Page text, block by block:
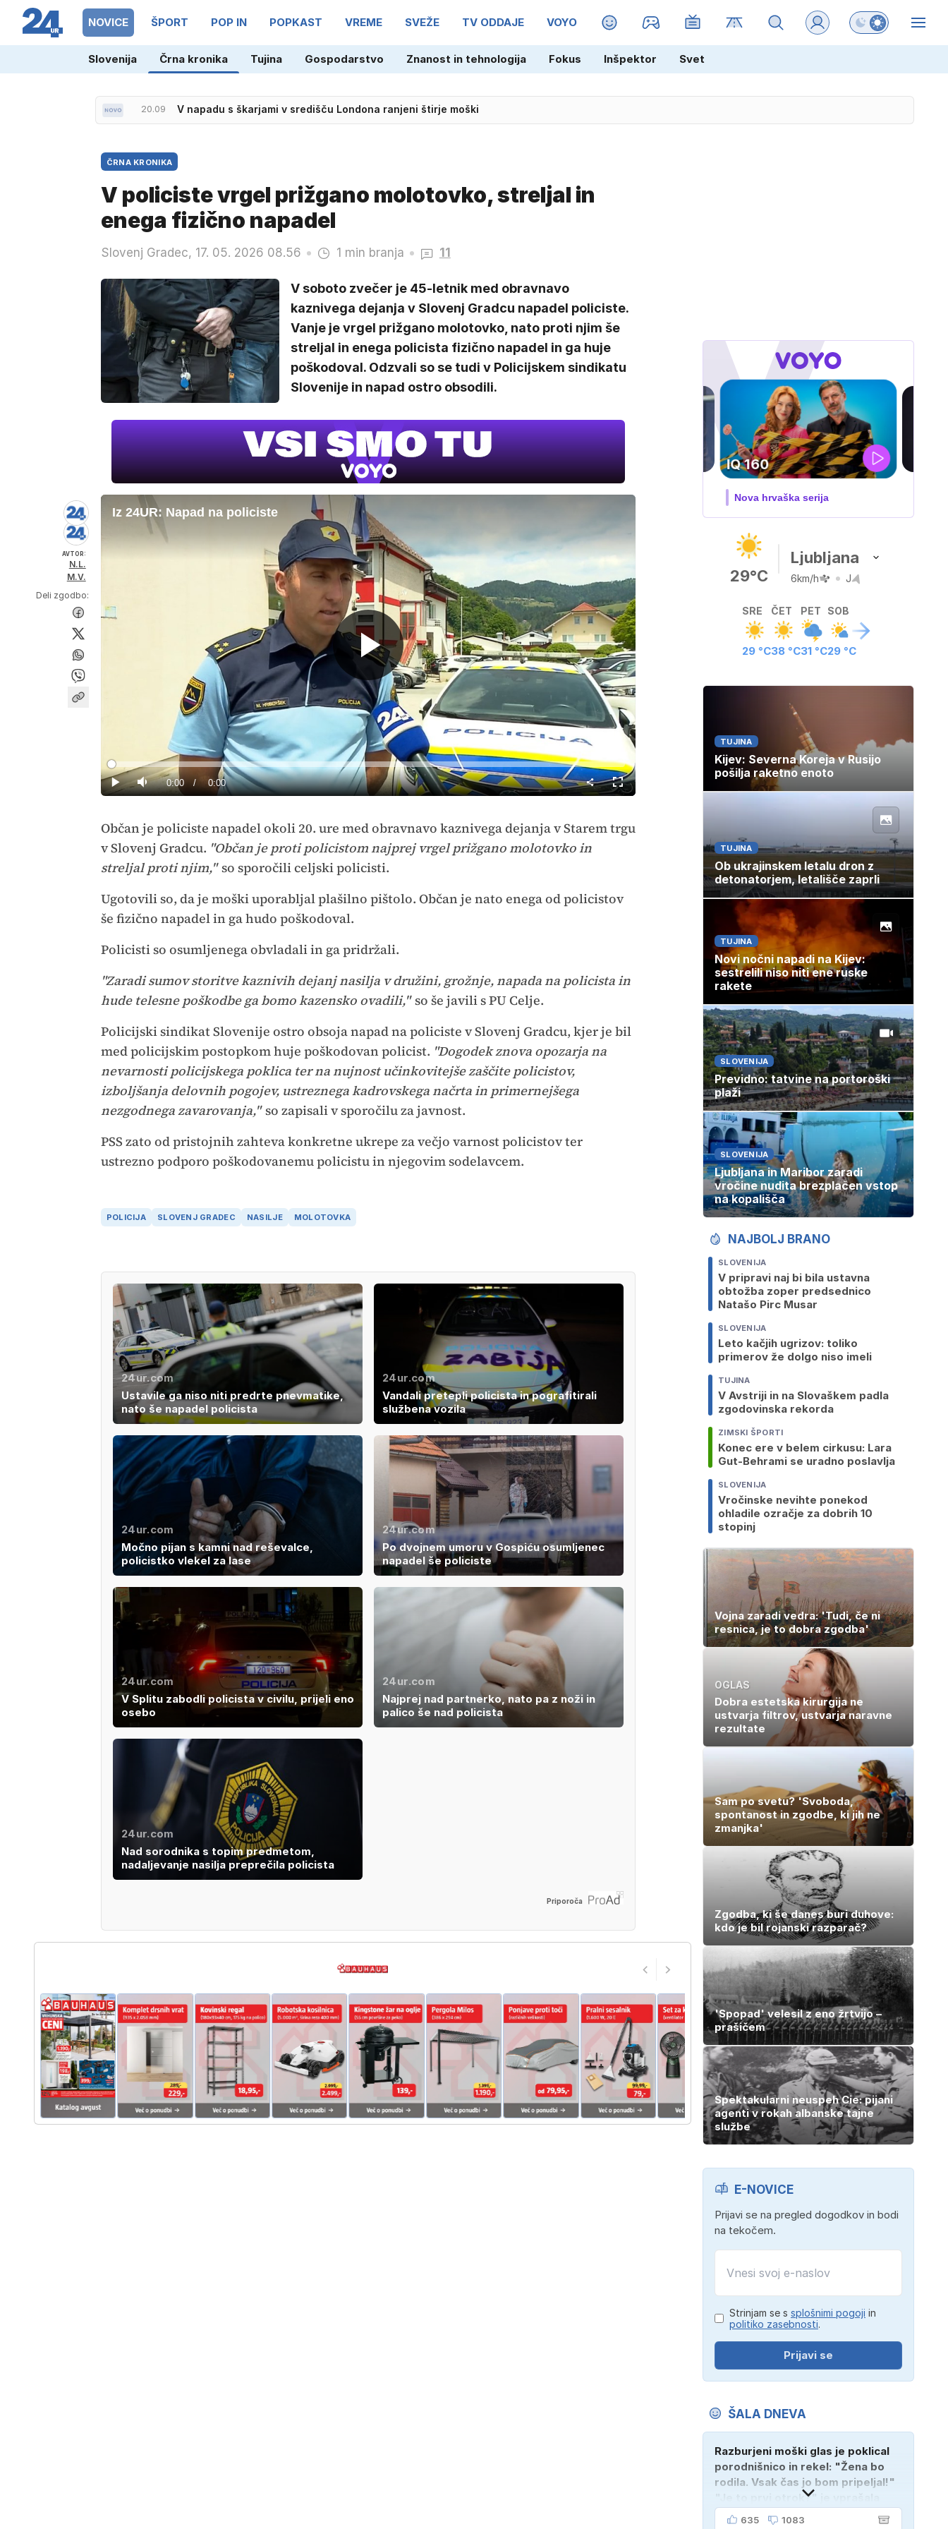
NOVICE ŠPORT POP IN POPKAST VREME SVEŽE TV ODDAJE VOYO MAGAZIN Preklopi barvni
Slovenija Črna kronika Tujina Gospodarstvo Znanost in tehnologija Fokus Inšpektor Svet
20.09 V napadu s škarjami v središču Londona ranjeni štirje moški
ČRNA KRONIKA
V policiste vrgel prižgano molotovko, streljal in
enega fizično napadel
Slovenj Gradec, 17. 05. 2026 08.56 1 min branja 11
V soboto zvečer je 45-letnik med obravnavo
kaznivega dejanja v Slovenj Gradcu napadel policiste.
Vanje je vrgel prižgano molotovko, nato proti njim še
streljal in enega policista fizično napadel in ga huje
poškodoval. Odzvali so se tudi v Policijskem sindikatu
Slovenije in napad ostro obsodili.
AVTOR:
N.L.
M.V.
Deli zgodbo:
Iz 24UR: Napad na policiste
Predvajaj
Predvajaj
Tiho Current
0:00 / Duration
0:00
Loaded:
0%
Celozaslonski
način
Občan je policiste napadel okoli 20. ure med obravnavo kaznivega dejanja v Starem trgu
v Slovenj Gradcu. "Občan je proti policistom najprej vrgel prižgano molotovko in
streljal proti njim,"so sporočili celjski policisti.
Ugotovili so, da je moški uporabljal plašilno pištolo. Občan je nato enega od policistov
še fizično napadel in ga hudo poškodoval.
Policisti so osumljenega obvladali in ga pridržali.
"Zaradi sumov storitve kaznivih dejanj nasilja v družini, grožnje, napada na policista in
hude telesne poškodbe ga bomo kazensko ovadili,"so še javili s PU Celje.
Policijski sindikat Slovenije ostro obsoja napad na policiste v Slovenj Gradcu, kjer je bil
med policijskim postopkom huje poškodovan policist. "Dogodek znova opozarja na
nevarnosti policijskega poklica ter na nujnost učinkovitejše zaščite policistov,
izboljšanja delovnih pogojev, ustreznega kadrovskega načrta in primernejšega
nezgodnega zavarovanja,"so zapisali v sporočilu za javnost.
PSS zato od pristojnih zahteva konkretne ukrepe za večjo varnost policistov ter
ustrezno podporo poškodovanemu policistu in njegovim sodelavcem.
POLICIJA SLOVENJ GRADEC NASILJE MOLOTOVKA
24ur.com
Ustavile ga niso niti predrte pnevmatike,
nato še napadel policista
24ur.com
Vandali pretepli policista in pografitirali
službena vozila
24ur.com
Močno pijan s kamni nad reševalce,
policistko vlekel za lase
24ur.com
Po dvojnem umoru v Gospiću osumljenec
napadel še policiste
24ur.com
V Splitu zabodli policista v civilu, prijeli eno
osebo
24ur.com
Najprej nad partnerko, nato pa z noži in
palico še nad policista
24ur.com
Nad sorodnika s topim predmetom,
nadaljevanje nasilja preprečila policista
Priporoča
DOSJE JARAK
3. sezona dokumentarne serije
29°C
Ljubljana
6km/h J
SRE
29 °C
ČET
38 °C
PET
31 °C
SOB
29 °C
TUJINA
Kijev: Severna Koreja v Rusijo
pošilja raketno enoto
TUJINA
Ob ukrajinskem letalu dron z
detonatorjem, letališče zaprli
TUJINA
Novi nočni napadi na Kijev:
sestrelili niso niti ene ruske
rakete
SLOVENIJA
Previdno: tatvine na portoroški
plaži
SLOVENIJA
Ljubljana in Maribor zaradi
vročine nudita brezplačen vstop
na kopališča
NAJBOLJ BRANO
SLOVENIJA
V pripravi naj bi bila ustavna
obtožba zoper predsednico
Natašo Pirc Musar
SLOVENIJA
Leto kačjih ugrizov: toliko
primerov že dolgo niso imeli
TUJINA
V Avstriji in na Slovaškem padla
zgodovinska rekorda
ZIMSKI ŠPORTI
Konec ere v belem cirkusu: Lara
Gut-Behrami se uradno poslavlja
SLOVENIJA
Vročinske nevihte ponekod
ohladile ozračje za dobrih 10
stopinj
Vojna zaradi vedra: 'Tudi, če ni
resnica, je to dobra zgodba'
OGLAS
Dobra estetska kirurgija ne
ustvarja filtrov, ustvarja naravne
rezultate
Sam po svetu? 'Svoboda,
spontanost in zgodbe, ki jih ne
zmanjka'
Zgodba, ki še danes buri duhove:
kdo je bil rojanski razparač?
'Spopad' velesil z eno žrtvijo –
prašičem
Spektakularni neuspeh Cie: pijani
agenti v rokah albanske tajne
službe
E-NOVICE
Prijavi se na pregled dogodkov in bodi
na tekočem.
Strinjam se s splošnimi pogoji in
politiko zasebnosti.
Prijavi se
ŠALA DNEVA
Razburjeni moški glas je poklical
porodnišnico in rekel: "Žena bo
rodila. Vsak čas jo bom pripeljal!"
"Je to prvi otrok?" je vprašala
medicinska sestra. "Ne, tukaj je
635 1083